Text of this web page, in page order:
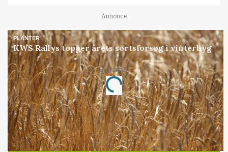
Annonce
PLANTER
KWS Rallys topper årets sortsforsøg i vinterbyg
Annonce
Loading...
Jobs
i samarbejde med